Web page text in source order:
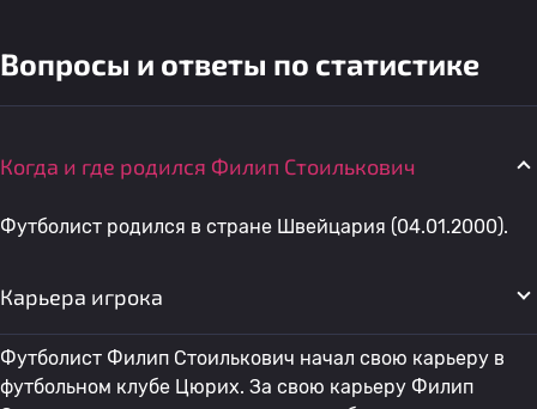
Вопросы и ответы по статистике
Когда и где родился Филип Стоилькович
Футболист родился в стране Швейцария (04.01.2000).
Карьера игрока
Футболист Филип Стоилькович начал свою карьеру в
футбольном клубе Цюрих. За свою карьеру Филип